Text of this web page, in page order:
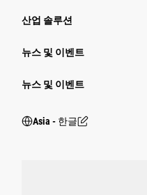
산업 솔루션
뉴스 및 이벤트
뉴스 및 이벤트
Asia - 한글